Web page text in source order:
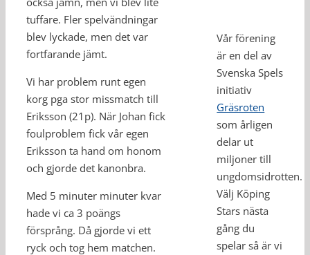
tuffare. Fler spelvändningar
blev lyckade, men det var
fortfarande jämt.
Vi har problem runt egen
korg pga stor missmatch till
Eriksson (21p). När Johan fick
foulproblem fick vår egen
Eriksson ta hand om honom
och gjorde det kanonbra.
Med 5 minuter minuter kvar
hade vi ca 3 poängs
försprång. Då gjorde vi ett
ryck och tog hem matchen.
Vår förening
är en del av
Svenska Spels
initiativ
Gräsroten
som årligen
delar ut
miljoner till
ungdomsidrotten.
Välj Köping
Stars nästa
gång du
spelar så är vi